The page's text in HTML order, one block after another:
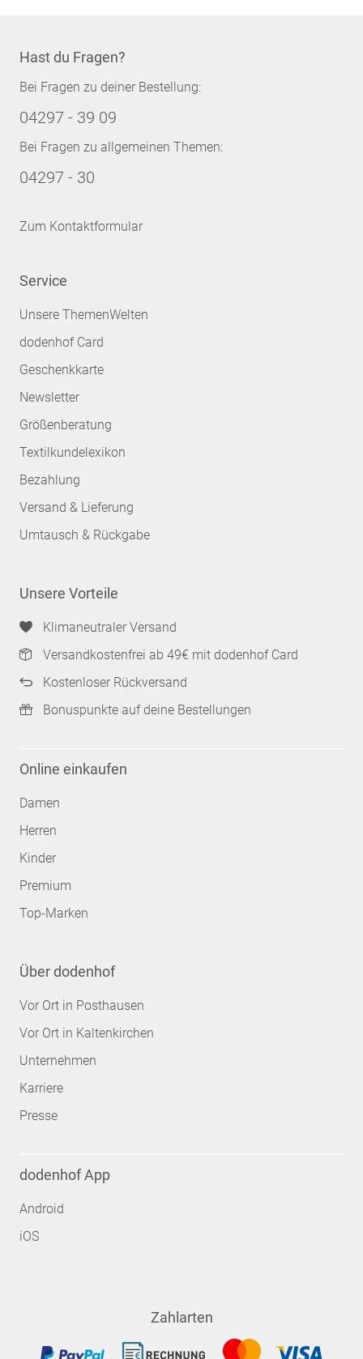
Hast du Fragen?
Bei Fragen zu deiner Bestellung:
04297 - 39 09
Bei Fragen zu allgemeinen Themen:
04297 - 30
Zum Kontaktformular
Service
Unsere ThemenWelten
dodenhof Card
Geschenkkarte
Newsletter
Größenberatung
Textilkundelexikon
Bezahlung
Versand & Lieferung
Umtausch & Rückgabe
Unsere Vorteile
Klimaneutraler Versand
Versandkostenfrei ab 49€ mit dodenhof Card
Kostenloser Rückversand
Bonuspunkte auf deine Bestellungen
Online einkaufen
Damen
Herren
Kinder
Premium
Top-Marken
Über dodenhof
Vor Ort in Posthausen
Vor Ort in Kaltenkirchen
Unternehmen
Karriere
Presse
dodenhof App
Android
iOS
Zahlarten